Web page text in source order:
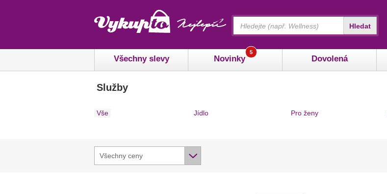
Všechny slevy Novinky
5
Dovolená
Hledat
Služby
Vše Jídlo Pro ženy
Všechny ceny